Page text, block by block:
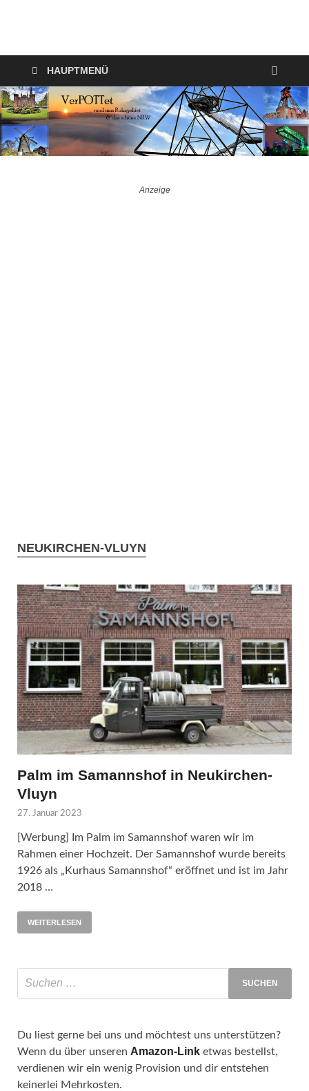
VerPOTTet
HAUPTMENÜ
NEUKIRCHEN-VLUYN
Palm im Samannshof in Neukirchen-
Vluyn
27. Januar 2023
[Werbung] Im Palm im Samannshof waren wir im
Rahmen einer Hochzeit. Der Samannshof wurde bereits
1926 als „Kurhaus Samannshof“ eröffnet und ist im Jahr
2018 …
WEITERLESEN
Du liest gerne bei uns und möchtest uns unterstützen?
Wenn du über unseren Amazon-Link etwas bestellst,
verdienen wir ein wenig Provision und dir entstehen
keinerlei Mehrkosten.